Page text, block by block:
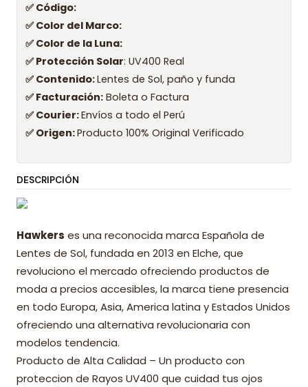
✅ Código:
✅ Color del Marco:
✅ Color de la Luna:
✅ Protección Solar: UV400 Real
✅ Contenido:Lentes de Sol, paño y funda
✅ Facturación: Boleta o Factura
✅ Courier:Envíos a todo el Perú
✅ Origen:Producto 100% Original Verificado
DESCRIPCIÓN
Hawkers es una reconocida marca Española de
Lentes de Sol, fundada en 2013 en Elche, que
revoluciono el mercado ofreciendo productos de
moda a precios accesibles, la marca tiene presencia
en todo Europa, Asia, America latina y Estados Unidos
ofreciendo una alternativa revolucionaria con
modelos tendencia.
Producto de Alta Calidad – Un producto con
proteccion de Rayos UV400 que cuidad tus ojos